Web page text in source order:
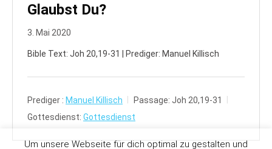
Glaubst Du?
3. Mai 2020
Bible Text: Joh 20,19-31 | Prediger: Manuel Killisch
Prediger : Manuel Killisch Passage: Joh 20,19-31
Gottesdienst: Gottesdienst
Um unsere Webseite für dich optimal zu gestalten und